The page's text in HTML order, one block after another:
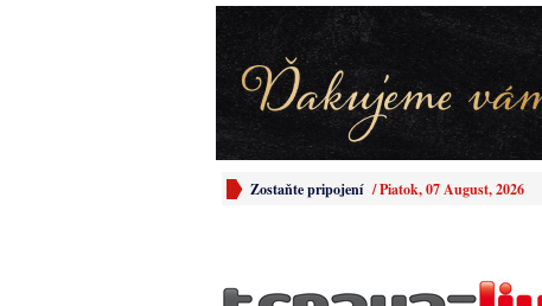
Zostaňte pripojení /Piatok, 07 August, 2026